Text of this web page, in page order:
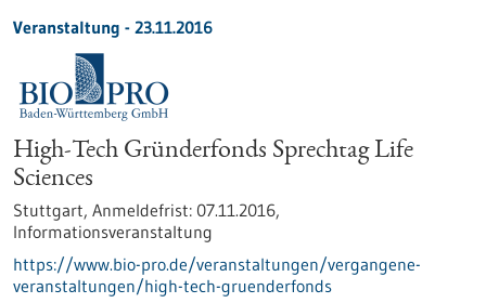
Veranstaltung - 23.11.2016
High-Tech Gründerfonds Sprechtag Life
Sciences
Stuttgart, Anmeldefrist: 07.11.2016,
Informationsveranstaltung
https://www.bio-pro.de/veranstaltungen/vergangene-
veranstaltungen/high-tech-gruenderfonds